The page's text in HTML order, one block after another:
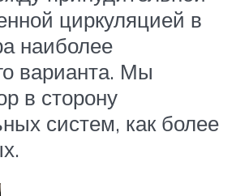
циркуляцией в
наиболее
варианта. Мы
в сторону
систем, как более